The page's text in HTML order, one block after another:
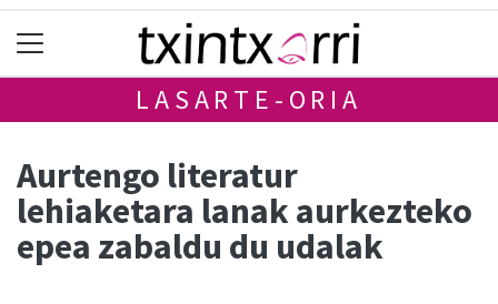
LASARTE-ORIA
Aurtengo literatur
lehiaketara lanak aurkezteko
epea zabaldu du udalak